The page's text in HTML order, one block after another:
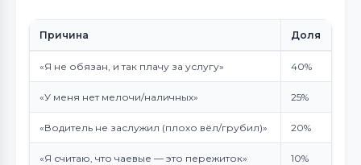
Причина Доля
«Я не обязан, и так плачу за услугу» 40%
«У меня нет мелочи/наличных» 25%
«Водитель не заслужил (плохо вёл/грубил)» 20%
«Я считаю, что чаевые — это пережиток» 10%